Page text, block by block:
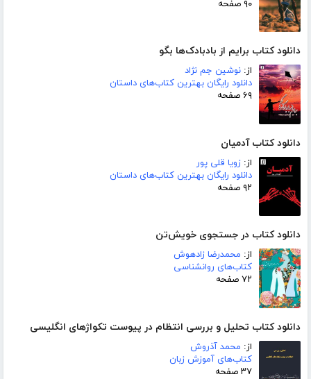
۹۰ صفحه
دانلود کتاب برایم از بادبادک‌ها بگو
از: نوشین جم نژاد
دانلود رایگان بهترین کتاب‌های داستان
۶۹ صفحه
دانلود کتاب آدمیان
از: زویا قلی پور
دانلود رایگان بهترین کتاب‌های داستان
۹۲ صفحه
دانلود کتاب در جستجوی خویش‌تن
از: محمدرضا زادهوش
کتاب‌های روانشناسی
۷۲ صفحه
دانلود کتاب تحلیل و بررسی انتظام در پیوست تکواژهای انگلیسی
از: محمد آذروش
کتاب‌های آموزش زبان
۳۷ صفحه